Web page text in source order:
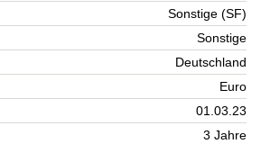
Sonstige (SF)
Sonstige
Deutschland
Euro
01.03.23
3 Jahre